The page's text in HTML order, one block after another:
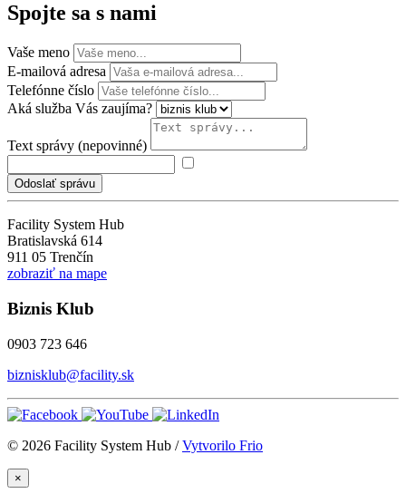
Spojte sa s nami
Vaše meno
E-mailová adresa
Telefónne číslo
Aká služba Vás zaujíma?
Text správy (nepovinné)
Odoslať správu
Facility System Hub
Bratislavská 614
911 05 Trenčín
zobraziť na mape
Biznis Klub
0903 723 646
biznisklub@facility.sk
© 2026 Facility System Hub /Vytvorilo Frio
×